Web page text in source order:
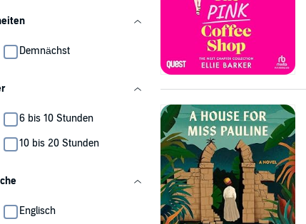
Demnächst
6 bis 10 Stunden
10 bis 20 Stunden
Englisch